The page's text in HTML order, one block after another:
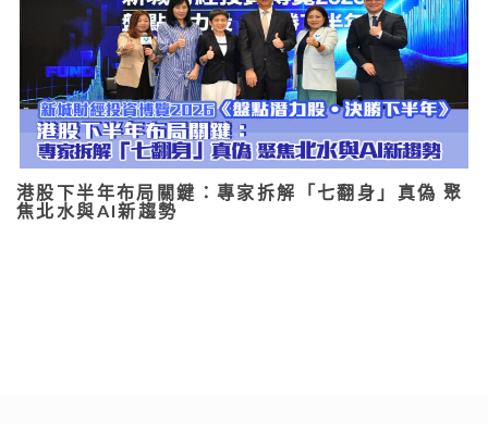
港股下半年布局關鍵：專家拆解「七翻身」真偽 聚
焦北水與AI新趨勢